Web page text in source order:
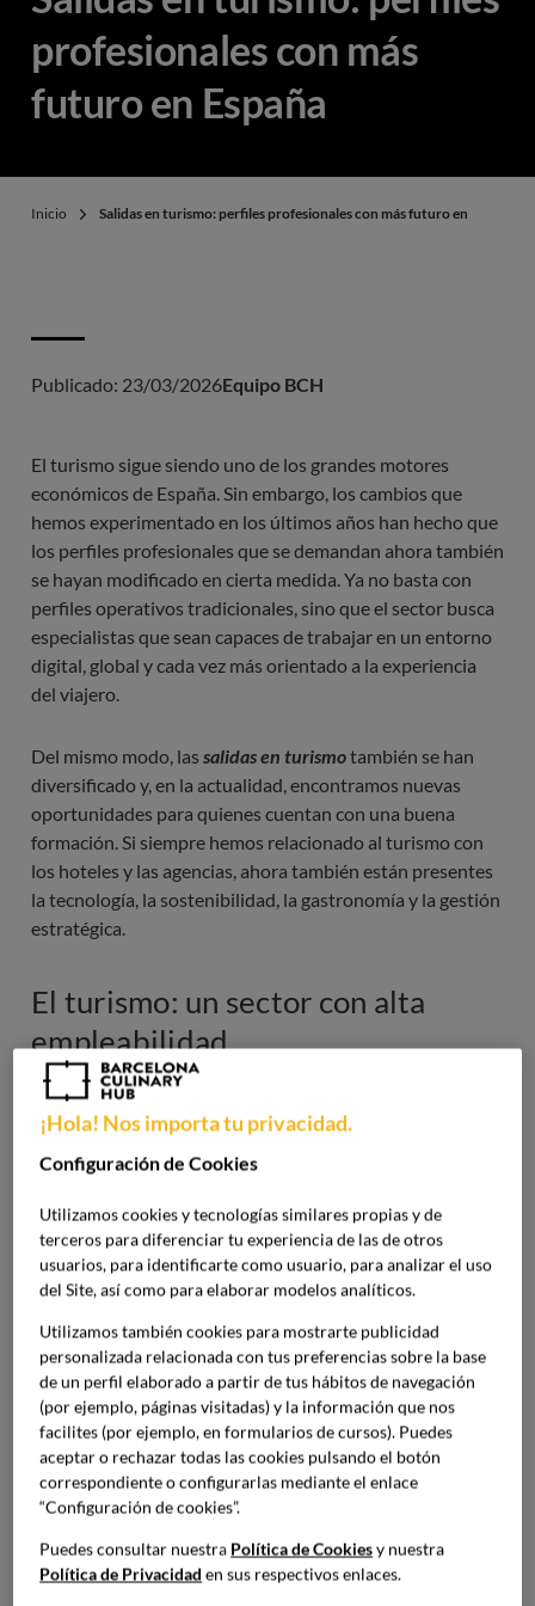
profesionales con más
futuro en España
Inicio Salidas en turismo: perfiles profesionales con más futuro en España
Publicado: 23/03/2026Equipo BCH
El turismo sigue siendo uno de los grandes motores
económicos de España. Sin embargo, los cambios que
hemos experimentado en los últimos años han hecho que
los perfiles profesionales que se demandan ahora también
se hayan modificado en cierta medida. Ya no basta con
perfiles operativos tradicionales, sino que el sector busca
especialistas que sean capaces de trabajar en un entorno
digital, global y cada vez más orientado a la experiencia
del viajero.
Del mismo modo, las salidas en turismotambién se han
diversificado y, en la actualidad, encontramos nuevas
oportunidades para quienes cuentan con una buena
formación. Si siempre hemos relacionado al turismo con
los hoteles y las agencias, ahora también están presentes
la tecnología, la sostenibilidad, la gastronomía y la gestión
estratégica.
El turismo: un sector con alta
empleabilidad
El turismo tiene un peso importante en la economía
española, tanto por su contribución al PIB como por su
capacidad para generar empleo. Según los últimos datos
torno al12% del PIB. Esta cifra refleja el peso que tiene,
pero también su resiliencia incluso cuando se atraviesan
períodos de incertidumbre. Por esta razón, el volumen de
contratación es siempre elevado, y hay demanda de
talento cualificado.
Sin embargo, el empleo en el sector turístico ha cambiado
en los últimos años. Las empresas ya no buscan
únicamente perfiles operativos. Ahora, también es
importante que los profesionales tengan visión
estratégica, capacidad analítica y competencias en el
¡Hola! Nos importa tu privacidad.
Configuración de Cookies
Utilizamos cookies y tecnologías similares propias y de
terceros para diferenciar tu experiencia de las de otros
usuarios, para identificarte como usuario, para analizar el uso
del Site, así como para elaborar modelos analíticos.
Utilizamos también cookies para mostrarte publicidad
personalizada relacionada con tus preferencias sobre la base
de un perfil elaborado a partir de tus hábitos de navegación
(por ejemplo, páginas visitadas) y la información que nos
facilites (por ejemplo, en formularios de cursos). Puedes
aceptar o rechazar todas las cookies pulsando el botón
correspondiente o configurarlas mediante el enlace
“Configuración de cookies”.
Puedes consultar nuestra Política de Cookiesy nuestra
Política de Privacidad en sus respectivos enlaces.